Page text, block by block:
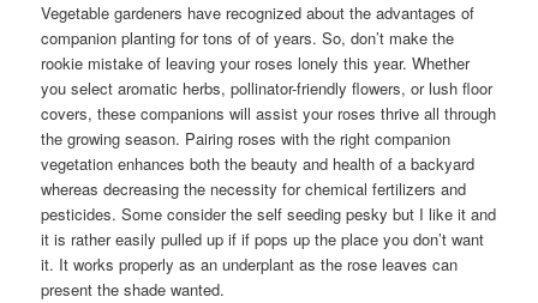
Vegetable gardeners have recognized about the advantages of
companion planting for tons of of years. So, don’t make the
rookie mistake of leaving your roses lonely this year. Whether
you select aromatic herbs, pollinator-friendly flowers, or lush floor
covers, these companions will assist your roses thrive all through
the growing season. Pairing roses with the right companion
vegetation enhances both the beauty and health of a backyard
whereas decreasing the necessity for chemical fertilizers and
pesticides. Some consider the self seeding pesky but I like it and
it is rather easily pulled up if if pops up the place you don’t want
it. It works properly as an underplant as the rose leaves can
present the shade wanted.